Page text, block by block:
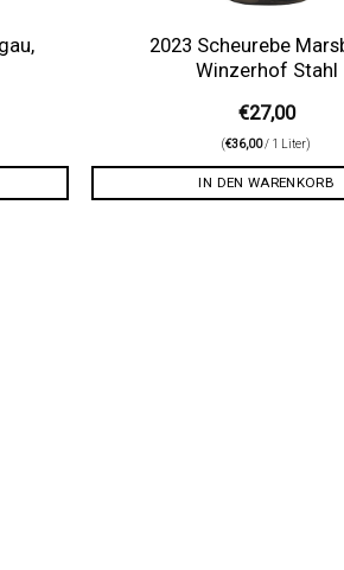
2023 Scheurebe
Winzerhof Stahl
€27,00
(€36,00/ 1 Liter)
IN DEN WARENKORB